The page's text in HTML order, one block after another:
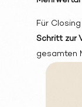
Für
Schritt zur
gesamten